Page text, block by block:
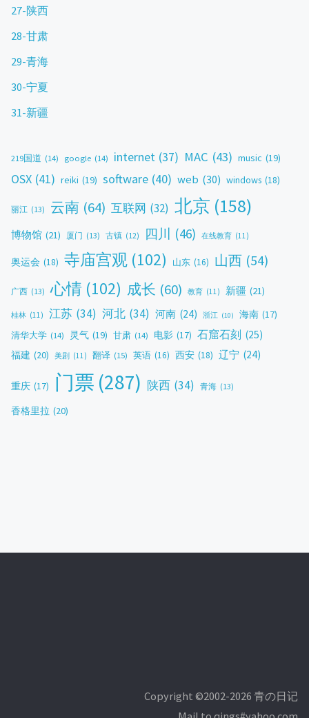
27-陕西
28-甘肃
29-青海
30-宁夏
31-新疆
219国道 (14) google (14) internet (37) MAC (43) music (19)
OSX (41) reiki (19) software (40) web (30) windows (18)
丽江 (13) 云南 (64) 互联网 (32) 北京 (158)
博物馆 (21) 厦门 (13) 古镇 (12) 四川 (46) 在线教育 (11)
奥运会 (18) 寺庙宫观 (102) 山东 (16) 山西 (54)
广西 (13) 心情 (102) 成长 (60) 教育 (11) 新疆 (21)
桂林 (11) 江苏 (34) 河北 (34) 河南 (24) 浙江 (10) 海南 (17)
清华大学 (14) 灵气 (19) 甘肃 (14) 电影 (17) 石窟石刻 (25)
福建 (20) 美剧 (11) 翻译 (15) 英语 (16) 西安 (18) 辽宁 (24)
重庆 (17) 门票 (287) 陕西 (34) 青海 (13)
香格里拉 (20)
Copyright ©2002-2026 青の日记